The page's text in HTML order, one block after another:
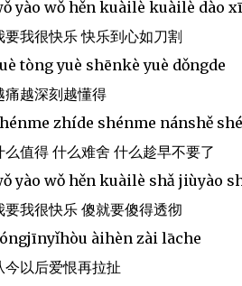
yào wǒ hěn kuàilè kuàilè dào
要我很快乐 快乐到心如刀割
tòng yuè shēnkè yuè dǒngde
痛越深刻越懂得
zhíde shénme nánshě
么值得 什么难舍 什么趁早不要了
yào wǒ hěn kuàilè shǎ jiùyào
要我很快乐 傻就要傻得透彻
àihèn zài lāche
今以后爱恨再拉扯